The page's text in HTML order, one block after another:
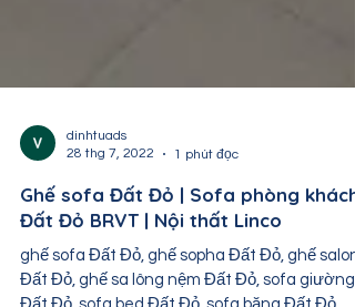
28 thg 7, 2022
1 phút đọc
Ghế sofa Đất Đỏ | Sofa phòng khách